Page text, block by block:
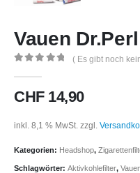
Vauen
( Es gibt noch
CHF14,90
inkl. 8,1 % MwSt. zzgl.
Kategorien: Headshop,
Schlagwörter: Aktivkohlefilter,